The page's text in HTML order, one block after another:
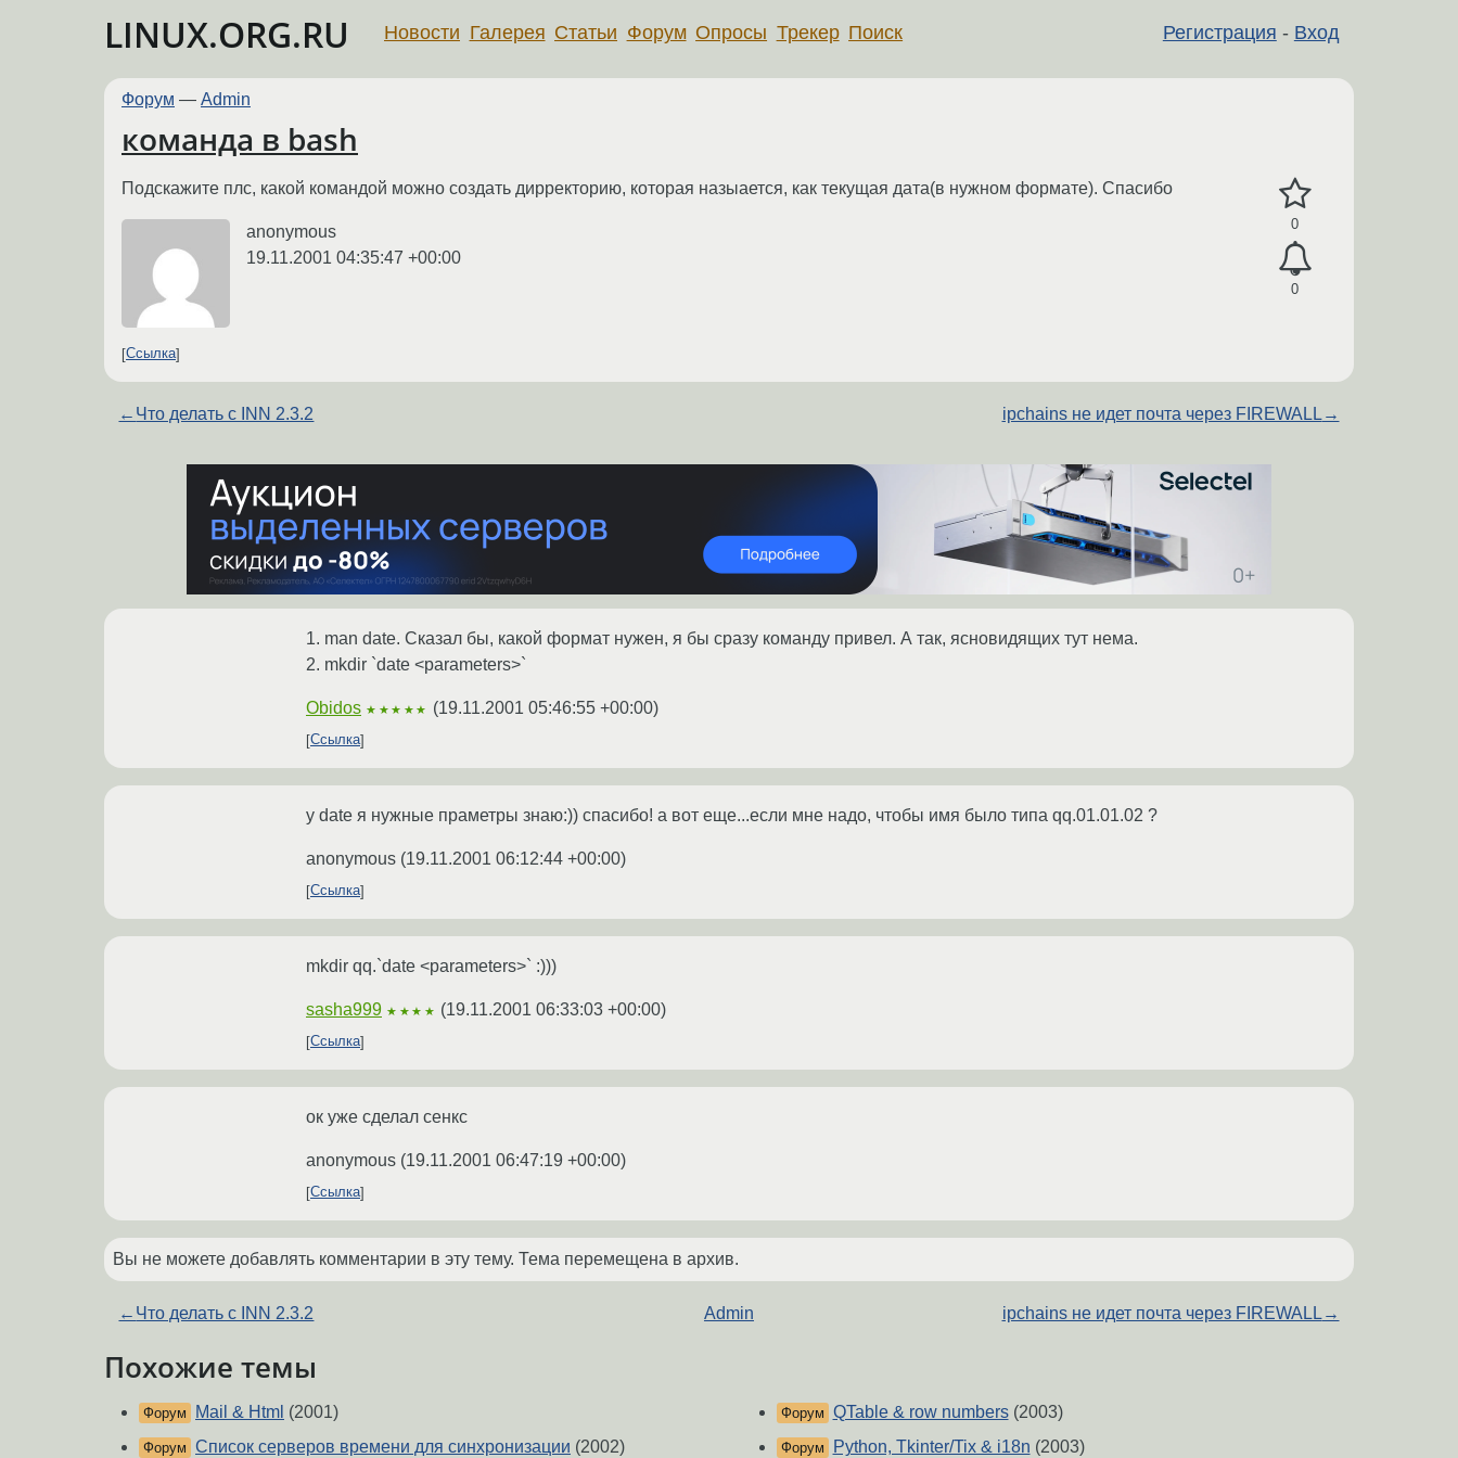
LINUX.ORG.RU Регистрация - Вход
Новости Галерея Статьи Форум Опросы Трекер Поиск
Форум — Admin
команда в bash
0
0
Подскажите плс, какой командой можно создать дирректорию, которая назыается, как текущая дата(в нужном формате). Спасибо
anonymous
19.11.2001 04:35:47 +00:00
Ссылка
← Что делать с INN 2.3.2 ipchains не идет почта через FIREWALL →
1. man date. Сказал бы, какой формат нужен, я бы сразу команду привел. А так, ясновидящих тут нема.
2. mkdir `date <parameters>`
Obidos ★★★★★ (19.11.2001 05:46:55 +00:00)
Ссылка
у date я нужные праметры знаю:)) спасибо! а вот еще...если мне надо, чтобы имя было типа qq.01.01.02 ?
anonymous (19.11.2001 06:12:44 +00:00)
Ссылка
mkdir qq.`date <parameters>` :)))
sasha999 ★★★★ (19.11.2001 06:33:03 +00:00)
Ссылка
ок уже сделал сенкс
anonymous (19.11.2001 06:47:19 +00:00)
Ссылка
Вы не можете добавлять комментарии в эту тему. Тема перемещена в архив.
← Что делать с INN 2.3.2 Admin ipchains не идет почта через FIREWALL →
Похожие темы
Форум Mail & Html (2001)
Форум Список серверов времени для синхронизации (2002)
Форум QTable & row numbers(2003)
Форум Python, Tkinter/Tix & i18n (2003)